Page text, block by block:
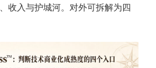
收入与护城河。对外可拆解为四